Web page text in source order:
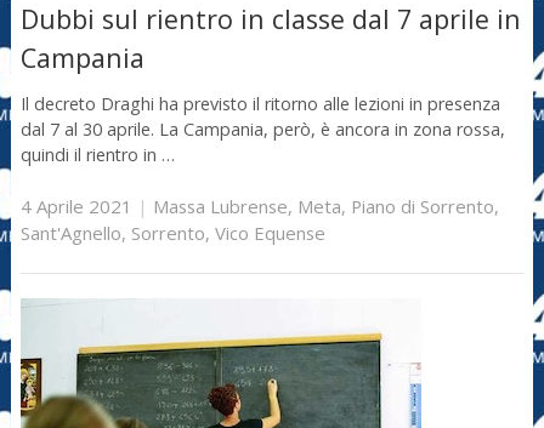
Dubbi sul rientro in classe dal 7 aprile in
Campania
Il decreto Draghi ha previsto il ritorno alle lezioni in presenza
dal 7 al 30 aprile. La Campania, però, è ancora in zona rossa,
quindi il rientro in …
4 Aprile 2021 | Massa Lubrense, Meta, Piano di Sorrento,
Sant'Agnello, Sorrento, Vico Equense